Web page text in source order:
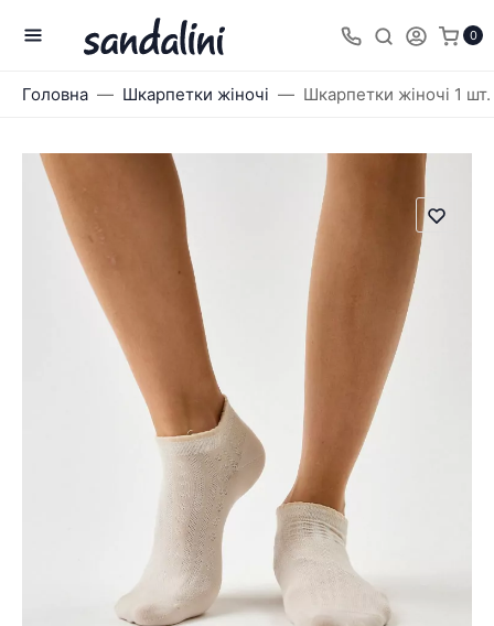
0
Головна Шкарпетки жіночі Шкарпетки жіночі 1